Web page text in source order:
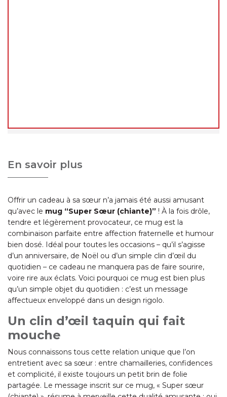
En savoir plus
Offrir un cadeau à sa sœur n’a jamais été aussi amusant
qu’avec le mug “Super Sœur (chiante)” ! À la fois drôle,
tendre et légèrement provocateur, ce mug est la
combinaison parfaite entre affection fraternelle et humour
bien dosé. Idéal pour toutes les occasions – qu’il s’agisse
d’un anniversaire, de Noël ou d’un simple clin d’œil du
quotidien – ce cadeau ne manquera pas de faire sourire,
voire rire aux éclats. Voici pourquoi ce mug est bien plus
qu’un simple objet du quotidien : c’est un message
affectueux enveloppé dans un design rigolo.
Un clin d’œil taquin qui fait
mouche
Nous connaissons tous cette relation unique que l’on
entretient avec sa sœur : entre chamailleries, confidences
et complicité, il existe toujours un petit brin de folie
partagée. Le message inscrit sur ce mug, « Super sœur